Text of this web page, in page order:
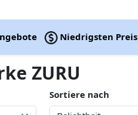
Niedrigsten Preis
ZURU
Sortiere nach